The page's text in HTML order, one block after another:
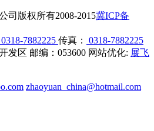
司版权所有2008-2015冀ICP备
0318-7882225 传真：
0318-7882225
发区 邮编：053600 网站优化: 展飞
zhaoyuan_china@hotmail.com